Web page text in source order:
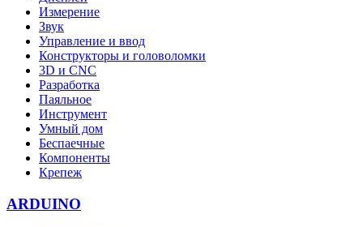
Измерение
Звук
Управление и ввод
Конструкторы и головоломки
3D и CNC
Разработка
Паяльное
Инструмент
Умный дом
Беспаечные
Компоненты
Крепеж
ARDUINO